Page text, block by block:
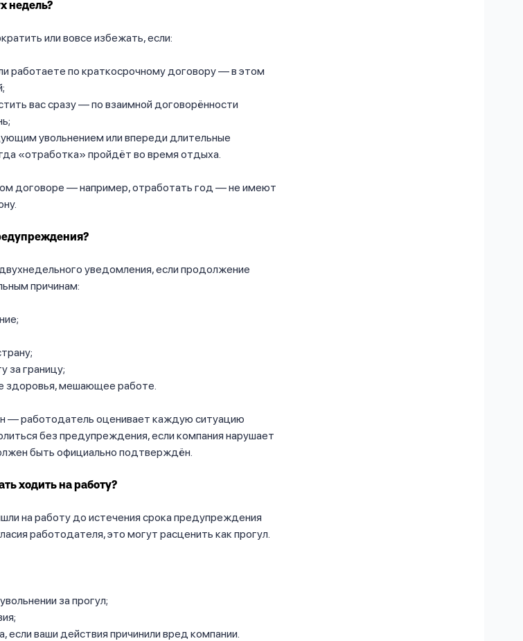
недель?
или вовсе избежать, если:
работаете по краткосрочному договору — в этом
вас сразу — по взаимной договорённости
увольнением или впереди длительные
«отработка» пройдёт во время отдыха.
договоре — например, отработать год — не имеют
уведомления, если продолжение
причинам:
за границу;
здоровья, мешающее работе.
— работодатель оценивает каждую ситуацию
без предупреждения, если компания нарушает
быть официально подтверждён.
ходить на работу?
на работу до истечения срока предупреждения
работодателя, это могут расценить как прогул.
за прогул;
ваши действия причинили вред компании.